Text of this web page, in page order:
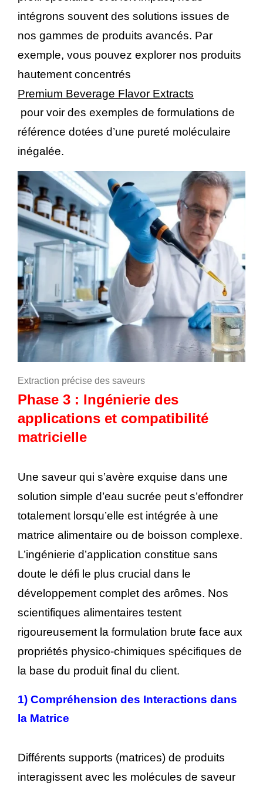
intégrons souvent des solutions issues de
nos gammes de produits avancés. Par
exemple, vous pouvez explorer nos produits
hautement concentrés
Premium Beverage Flavor Extracts
pour voir des exemples de formulations de
référence dotées d’une pureté moléculaire
inégalée.
Extraction précise des saveurs
Phase 3 : Ingénierie des
applications et compatibilité
matricielle
Une saveur qui s’avère exquise dans une
solution simple d’eau sucrée peut s’effondrer
totalement lorsqu’elle est intégrée à une
matrice alimentaire ou de boisson complexe.
L’ingénierie d’application constitue sans
doute le défi le plus crucial dans le
développement complet des arômes. Nos
scientifiques alimentaires testent
rigoureusement la formulation brute face aux
propriétés physico-chimiques spécifiques de
la base du produit final du client.
1) Compréhension des Interactions dans
la Matrice
Différents supports (matrices) de produits
interagissent avec les molécules de saveur